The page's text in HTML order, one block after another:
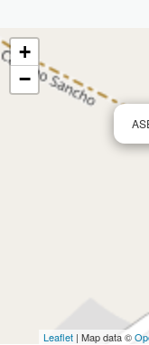
+
−
Leaflet | Map data ©